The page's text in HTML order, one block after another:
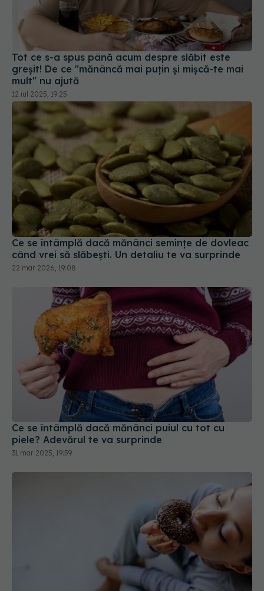
Tot ce s-a spus până acum despre slăbit este
greșit! De ce "mănâncă mai puțin și mișcă-te mai
mult" nu ajută
12 iul 2025, 19:25
Ce se întâmplă dacă mănânci semințe de dovleac
când vrei să slăbești. Un detaliu te va surprinde
22 mar 2026, 19:08
Ce se întâmplă dacă mănânci puiul cu tot cu
piele? Adevărul te va surprinde
31 mar 2025, 19:59